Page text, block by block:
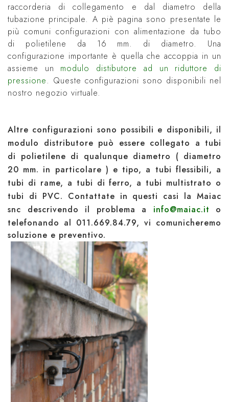
raccorderia di collegamento e dal diametro della
tubazione principale. A piè pagina sono presentate le
più comuni configurazioni con alimentazione da tubo
di polietilene da 16 mm. di diametro. Una
configurazione importante è quella che accoppia in un
assieme un modulo distibutore ad un riduttore di
pressione. Queste configurazioni sono disponibili nel
nostro negozio virtuale.
Altre configurazioni sono possibili e disponibili, il
modulo distributore può essere collegato a tubi
di polietilene di qualunque diametro ( diametro
20 mm. in particolare ) e tipo, a tubi flessibili, a
tubi di rame, a tubi di ferro, a tubi multistrato o
tubi di PVC. Contattate in questi casi la Maiac
snc descrivendo il problema a info@maiac.it o
telefonando al 011.669.84.79, vi comunicheremo
soluzione e preventivo.